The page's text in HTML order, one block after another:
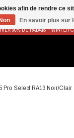
À PARTIR DE 100$ - FAST
30% DE RABAIS - WINTER
Pro Select RA13 Noir/Clair
afin de rendre ce
Non En savoir plus sur